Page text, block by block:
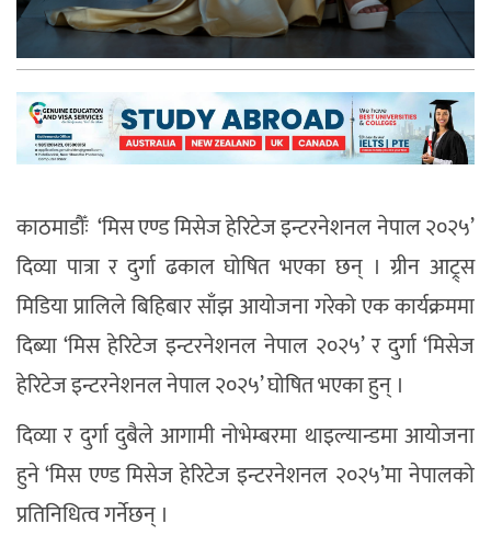
काठमाडौँः ‘मिस एण्ड मिसेज हेरिटेज इन्टरनेशनल नेपाल २०२५’
दिव्या पात्रा र दुर्गा ढकाल घोषित भएका छन् । ग्रीन आट्र्स
मिडिया प्रालिले बिहिबार साँझ आयोजना गरेको एक कार्यक्रममा
दिब्या ‘मिस हेरिटेज इन्टरनेशनल नेपाल २०२५’ र दुर्गा ‘मिसेज
हेरिटेज इन्टरनेशनल नेपाल २०२५’ घोषित भएका हुन् ।
दिव्या र दुर्गा दुबैले आगामी नोभेम्बरमा थाइल्यान्डमा आयोजना
हुने ‘मिस एण्ड मिसेज हेरिटेज इन्टरनेशनल २०२५’मा नेपालको
प्रतिनिधित्व गर्नेछन् ।